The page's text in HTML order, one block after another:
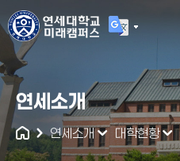
연세대학교
통합검색
연세소개
연세소개 대학현황